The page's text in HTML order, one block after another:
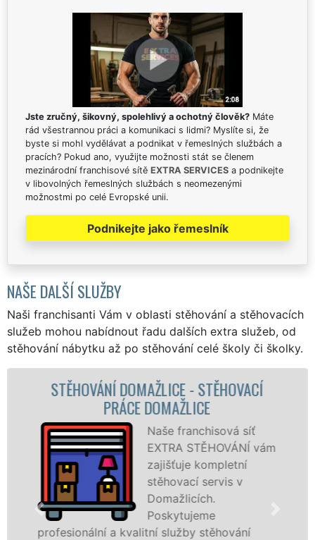
Jste zručný, šikovný, spolehlivý a ochotný člověk? Máte
rád všestrannou práci a komunikaci s lidmi? Myslíte si, že
byste si mohl vydělávat a podnikat v řemeslných službách a
pracích? Pokud ano, využijte možnosti stát se členem
mezinárodní franchisové sítě EXTRA SERVICES a podnikejte
v libovolných řemeslných službách s neomezenými
možnostmi po celé Evropské unii.
Podnikejte jako řemeslník
NAŠE DALŠÍ SLUŽBY
Naši franchisanti Vám v oblasti stěhování a stěhovacích
služeb mohou nabídnout řadu dalších extra služeb, od
stěhování nábytku až po stěhování celé školy či školky.
STĚHOVACÍ SLUŽBA DOMAŽLICE -
STĚHOVACÍ FIRMA DOMAŽLICE
Poskytujeme
stěhovací služby v
Domažlicích na
špičkové úrovni se
speciální stěhovací
technikou. Tyto
služby zajišťujeme domácnostem i firmám v